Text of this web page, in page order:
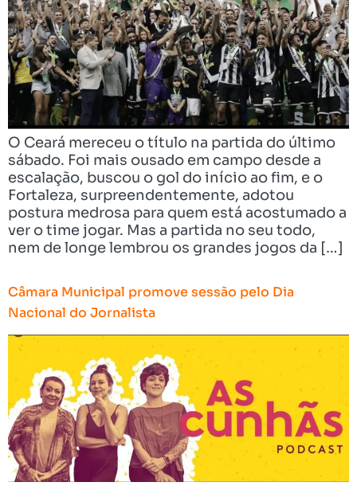
O Ceará mereceu o título na partida do último
sábado. Foi mais ousado em campo desde a
escalação, buscou o gol do início ao fim, e o
Fortaleza, surpreendentemente, adotou
postura medrosa para quem está acostumado a
ver o time jogar. Mas a partida no seu todo,
nem de longe lembrou os grandes jogos da […]
Câmara Municipal promove sessão pelo Dia
Nacional do Jornalista